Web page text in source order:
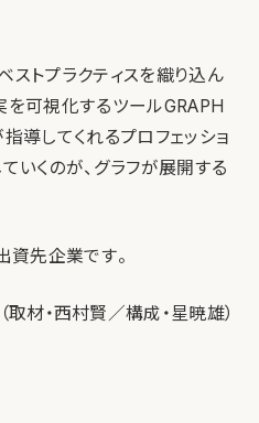
トプラクティスを織り込ん
を可視化するツールGRAPH
導してくれるプロフェッショ
いくのが、グラフが展開する
先企業です。
（取材・西村賢／構成・星暁雄）